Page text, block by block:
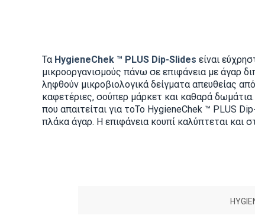
Τα HygieneChek™ PLUS Dip-Slides είναι
μικροοργανισμούς πάνω σε επιφάνεια με άγαρ
ληφθούν μικροβιολογικά δείγματα απευθείας
καφετέριες, σούπερ μάρκετ και καθαρά
που απαιτείται για τοΤο HygieneChek™ PLUS Dip
πλάκα άγαρ. Η επιφάνεια κουπί καλύπτεται και